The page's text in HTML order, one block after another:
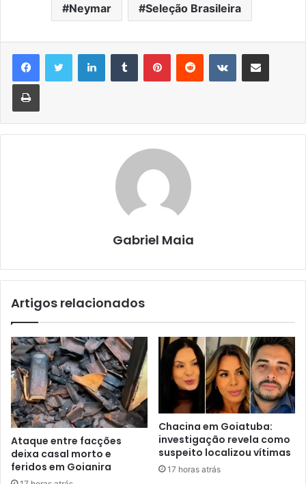
Neymar Seleção Brasileira
LinkedinTumblr PinterestReddit VK Compartilhar via e-mail
Imprimir
Gabriel Maia
Artigos relacionados
Ataque entre facções
deixa casal morto e
feridos em Goianira
Chacina em Goiatuba:
investigação revela como
suspeito localizou vítimas
17 horas atrás